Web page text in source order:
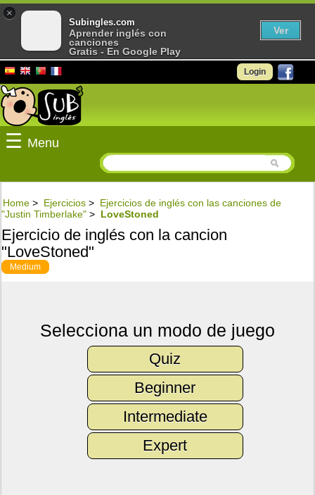
Login
☰ Menu
Home > Ejercicios > Ejercicios de inglés con las canciones de
"Justin Timberlake" > LoveStoned
Ejercicio de inglés con la cancion
"LoveStoned"
Medium
Selecciona un modo de juego
Quiz
Beginner
Intermediate
Expert
×
Subingles.com
Aprender inglés con
canciones
Gratis - En Google Play
Ver